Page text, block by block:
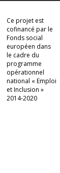
Ce projet est
cofinancé par le
Fonds social
européen dans
le cadre du
programme
opérationnel
national « Emploi
et Inclusion »
2014-2020